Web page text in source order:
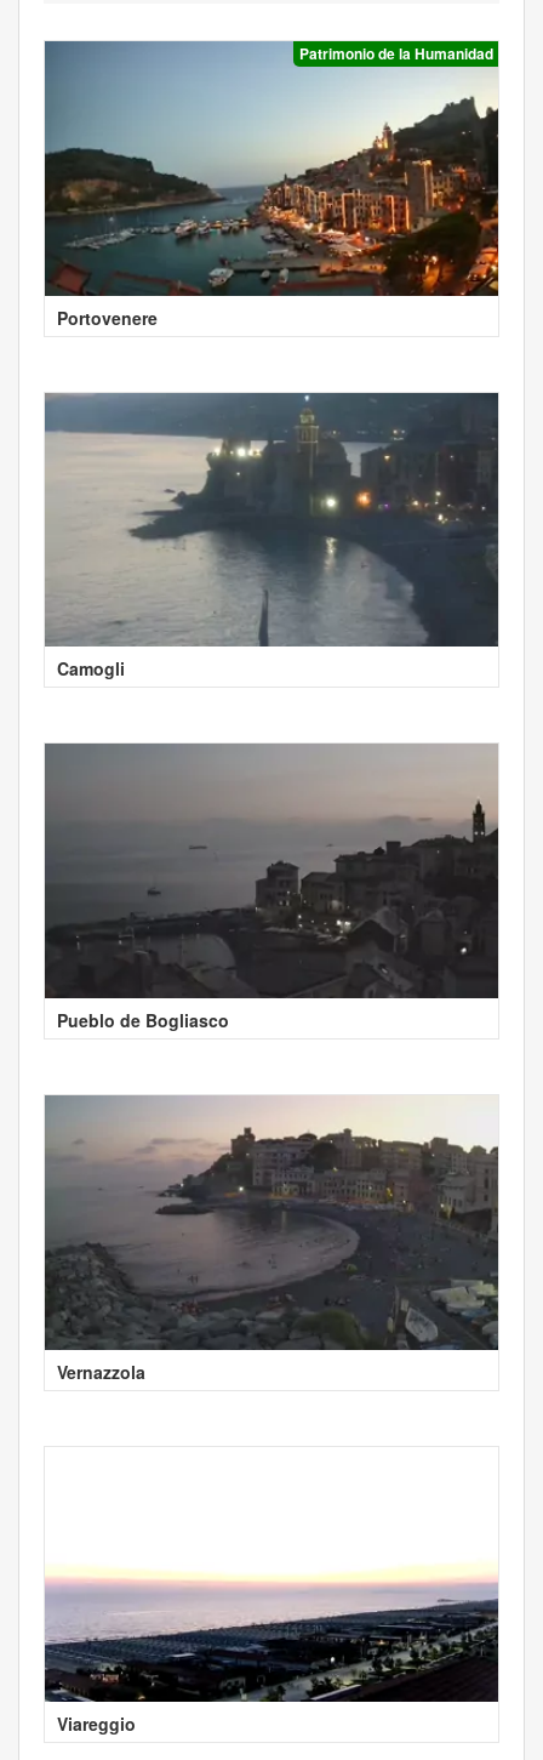
Patrimonio de la Humanidad
Portovenere
Camogli
Pueblo de Bogliasco
Vernazzola
Viareggio